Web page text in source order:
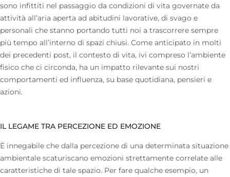
sono infittiti nel passaggio da condizioni di vita governate da
attività all’aria aperta ad abitudini lavorative, di svago e
personali che stanno portando tutti noi a trascorrere sempre
più tempo all’interno di spazi chiusi. Come anticipato in molti
dei precedenti post, il contesto di vita, ivi compreso l’ambiente
fisico che ci circonda, ha un impatto rilevante sui nostri
comportamenti ed influenza, su base quotidiana, pensieri e
azioni.
IL LEGAME TRA PERCEZIONE ED EMOZIONE
È innegabile che dalla percezione di una determinata situazione
ambientale scaturiscano emozioni strettamente correlate alle
caratteristiche di tale spazio. Per fare qualche esempio, un